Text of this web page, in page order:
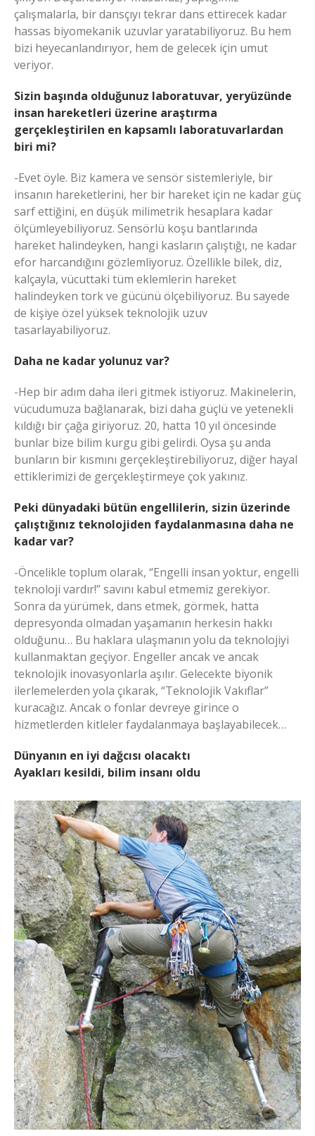
çalışmalarla, bir dansçıyı tekrar dans ettirecek kadar
hassas biyomekanik uzuvlar yaratabiliyoruz. Bu hem
bizi heyecanlandırıyor, hem de gelecek için umut
veriyor.
Sizin başında olduğunuz laboratuvar, yeryüzünde
insan hareketleri üzerine araştırma
gerçekleştirilen en kapsamlı laboratuvarlardan
biri mi?
-Evet öyle. Biz kamera ve sensör sistemleriyle, bir
insanın hareketlerini, her bir hareket için ne kadar güç
sarf ettiğini, en düşük milimetrik hesaplara kadar
ölçümleyebiliyoruz. Sensörlü koşu bantlarında
hareket halindeyken, hangi kasların çalıştığı, ne kadar
efor harcandığını gözlemliyoruz. Özellikle bilek, diz,
kalçayla, vücuttaki tüm eklemlerin hareket
halindeyken tork ve gücünü ölçebiliyoruz. Bu sayede
de kişiye özel yüksek teknolojik uzuv
tasarlayabiliyoruz.
Daha ne kadar yolunuz var?
-Hep bir adım daha ileri gitmek istiyoruz. Makinelerin,
vücudumuza bağlanarak, bizi daha güçlü ve yetenekli
kıldığı bir çağa giriyoruz. 20, hatta 10 yıl öncesinde
bunlar bize bilim kurgu gibi gelirdi. Oysa şu anda
bunların bir kısmını gerçekleştirebiliyoruz, diğer hayal
ettiklerimizi de gerçekleştirmeye çok yakınız.
Peki dünyadaki bütün engellilerin, sizin üzerinde
çalıştığınız teknolojiden faydalanmasına daha ne
kadar var?
-Öncelikle toplum olarak, “Engelli insan yoktur, engelli
teknoloji vardır!” savını kabul etmemiz gerekiyor.
Sonra da yürümek, dans etmek, görmek, hatta
depresyonda olmadan yaşamanın herkesin hakkı
olduğunu… Bu haklara ulaşmanın yolu da teknolojiyi
kullanmaktan geçiyor. Engeller ancak ve ancak
teknolojik inovasyonlarla aşılır. Gelecekte biyonik
ilerlemelerden yola çıkarak, “Teknolojik Vakıflar”
kuracağız. Ancak o fonlar devreye girince o
hizmetlerden kitleler faydalanmaya başlayabilecek…
Dünyanın en iyi dağcısı olacaktı
Ayakları kesildi, bilim insanı oldu